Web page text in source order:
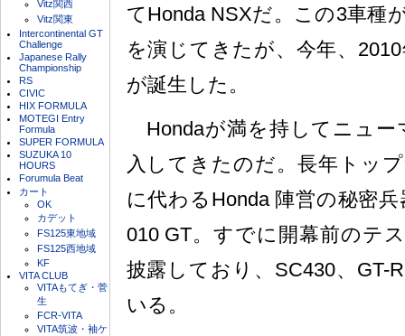
Vitz関西
Vitz関東
Intercontinental GT
Challenge
Japanese Rally
Championship
RS
CIVIC
HIX FORMULA
MOTEGI Entry
Formula
SUPER FORMULA
SUZUKA 10
HOURS
Forumula Beat
カート
OK
カデット
FS125東地域
FS125西地域
KF
VITA CLUB
VITAもてぎ・菅
生
FCR-VITA
VITA筑波・袖ケ
てHonda NSXだ。この3車種
を演じてきたが、今年、
が誕生した。
Hondaが満を持してニュー
入してきたのだ。長年トッ
に代わるHonda 陣営の秘密
010 GT。すでに開幕前のテ
披露しており、SC430、GT-
いる。